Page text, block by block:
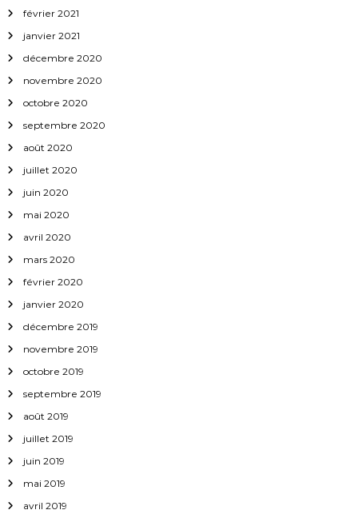
février 2021
janvier 2021
décembre 2020
novembre 2020
octobre 2020
septembre 2020
août 2020
juillet 2020
juin 2020
mai 2020
avril 2020
mars 2020
février 2020
janvier 2020
décembre 2019
novembre 2019
octobre 2019
septembre 2019
août 2019
juillet 2019
juin 2019
mai 2019
avril 2019